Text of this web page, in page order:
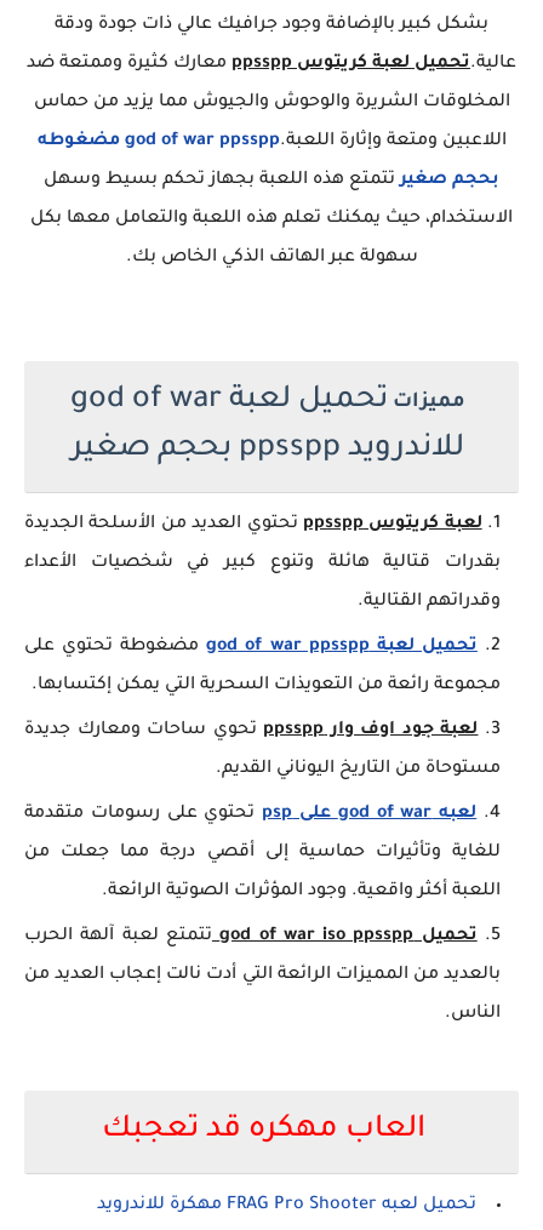
بشكل كبير بالإضافة وجود جرافيك عالي ذات جودة ودقة
عالية.تحميل لعبة كريتوس ppsspp
معارك كثيرة وممتعة ضد
المخلوقات الشريرة والوحوش والجيوش مما يزيد من حماس
اللاعبين ومتعة وإثارة اللعبة.
god of war ppsspp مضغوطه
بحجم صغيرتتمتع هذه اللعبة بجهاز تحكم بسيط وسهل
الاستخدام، حيث يمكنك تعلم هذه اللعبة والتعامل معها بكل
سهولة عبر الهاتف الذكي الخاص بك.
مميزات
تحميل لعبة god of war
للاندرويد ppsspp بحجم صغير
لعبة كريتوس ppsspp
تحتوي العديد من الأسلحة الجديدة
بقدرات قتالية هائلة وتنوع كبير في شخصيات الأعداء
وقدراتهم القتالية.
تحميل لعبة god of war ppsspp
مضغوطة تحتوي على
مجموعة رائعة من التعويذات السحرية التي يمكن إكتسابها.
لعبة جود اوف وار ppsspp
تحوي ساحات ومعارك جديدة
مستوحاة من التاريخ اليوناني القديم.
لعبه god of war على psp
تحتوي على رسومات متقدمة
للغاية وتأثيرات حماسية إلى أقصي درجة مما جعلت من
اللعبة أكثر واقعية. وجود المؤثرات الصوتية الرائعة.
تحميل god of war iso ppsspp
تتمتع لعبة آلهة الحرب
بالعديد من المميزات الرائعة التي أدت نالت إعجاب العديد من
الناس.
العاب مهكره قد تعجبك
تحميل لعبه FRAG Pro Shooter مهكرة للاندرويد